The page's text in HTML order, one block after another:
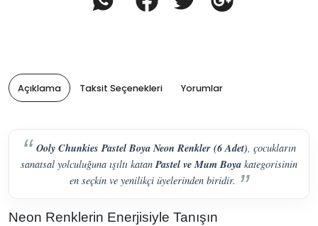
Açıklama Taksit Seçenekleri Yorumlar
Ooly Chunkies Pastel Boya Neon Renkler (6 Adet), çocukların
sanatsal yolculuğuna ışıltı katanPastel ve Mum Boya kategorisinin
en seçkin ve yenilikçi üyelerinden biridir.
Neon Renklerin Enerjisiyle Tanışın